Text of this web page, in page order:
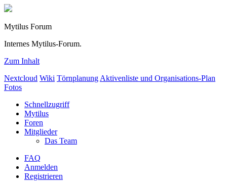
Mytilus Forum
Internes Mytilus-Forum.
Zum Inhalt
Nextcloud Wiki Törnplanung Aktivenliste und Organisations-Plan
Fotos
Schnellzugriff
Mytilus
Foren
Mitglieder
Das Team
FAQ
Anmelden
Registrieren